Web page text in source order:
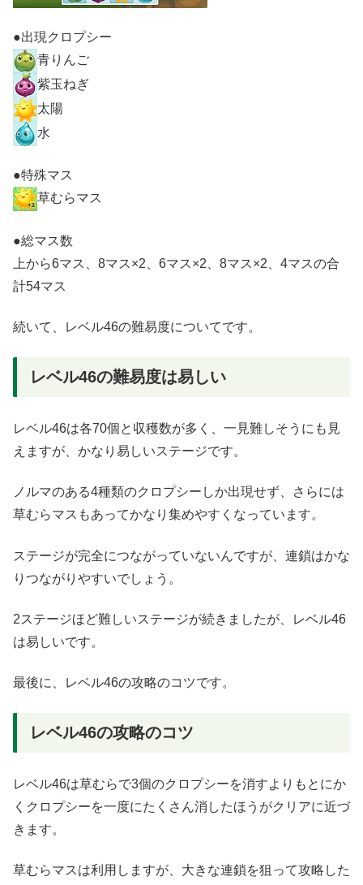
●出現クロプシー
青りんご
紫玉ねぎ
太陽
水
●特殊マス
草むらマス
●総マス数
上から6マス、8マス×2、6マス×2、8マス×2、4マスの合
計54マス
続いて、レベル46の難易度についてです。
レベル46の難易度は易しい
レベル46は各70個と収穫数が多く、一見難しそうにも見
えますが、かなり易しいステージです。
ノルマのある4種類のクロプシーしか出現せず、さらには
草むらマスもあってかなり集めやすくなっています。
ステージが完全につながっていないんですが、連鎖はかな
りつながりやすいでしょう。
2ステージほど難しいステージが続きましたが、レベル46
は易しいです。
最後に、レベル46の攻略のコツです。
レベル46の攻略のコツ
レベル46は草むらで3個のクロプシーを消すよりもとにか
くクロプシーを一度にたくさん消したほうがクリアに近づ
きます。
草むらマスは利用しますが、大きな連鎖を狙って攻略した